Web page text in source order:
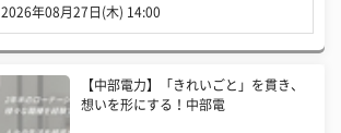
2026年08月27日(木) 14:00
【中部電力】「きれいごと」を貫き、
想いを形にする！中部電